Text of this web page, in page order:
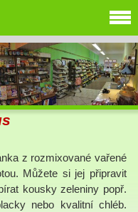
z rozmixované vařené
Můžete si jej připravit
kousky zeleniny popř.
nebo kvalitní chléb.